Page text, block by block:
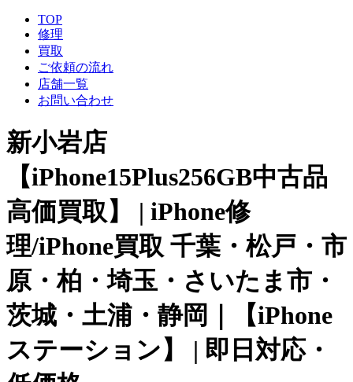
TOP
修理
買取
ご依頼の流れ
店舗一覧
お問い合わせ
新小岩店
【iPhone15Plus256GB中古品
高価買取】 | iPhone修
理/iPhone買取 千葉・松戸・市
原・柏・埼玉・さいたま市・
茨城・土浦・静岡｜【iPhone
ステーション】 | 即日対応・